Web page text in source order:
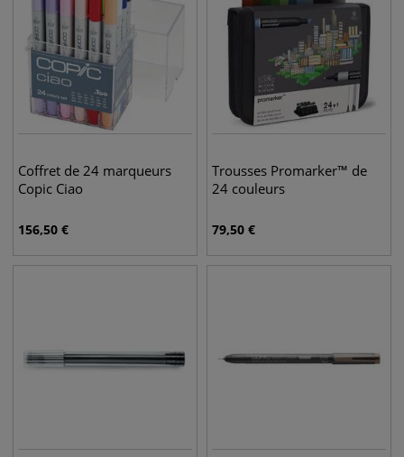
Coffret de 24 marqueurs
Copic Ciao
156,50 €
Trousses Promarker™ de
24 couleurs
79,50 €